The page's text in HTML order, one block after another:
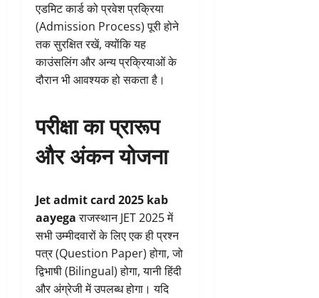
एडमिट कार्ड को प्रवेश प्रक्रिया
(Admission Process) पूरी होने
तक सुरक्षित रखें, क्योंकि यह
काउंसलिंग और अन्य प्रक्रियाओं के
दौरान भी आवश्यक हो सकता है।
परीक्षा का प्रारूप
और अंकन योजना
Jet admit card 2025 kab
aayegaराजस्थान JET 2025 में
सभी उम्मीदवारों के लिए एक ही प्रश्न
पत्र (Question Paper) होगा, जो
द्विभाषी (Bilingual) होगा, यानी हिंदी
और अंग्रेजी में उपलब्ध होगा। यदि